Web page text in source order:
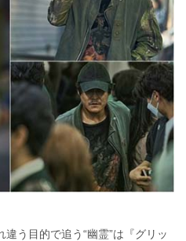
う目的で追う“幽霊”は『グリッ